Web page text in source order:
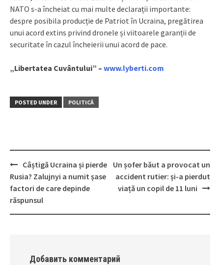
NATO s-a încheiat cu mai multe declarații importante:
despre posibila producție de Patriot în Ucraina, pregătirea
unui acord extins privind dronele și viitoarele garanții de
securitate în cazul încheierii unui acord de pace.
„Libertatea Cuvântului” – www.lyberti.com
POSTED UNDER POLITICĂ
Post
navigation
Câștigă Ucraina și pierde
Rusia? Zalujnyi a numit șase
factori de care depinde
răspunsul
Un șofer băut a provocat un
accident rutier: și-a pierdut
viață un copil de 11 luni
Добавить комментарий